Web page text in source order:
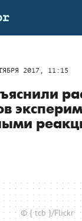
2017, 11:15
© { tcb }/Flickr